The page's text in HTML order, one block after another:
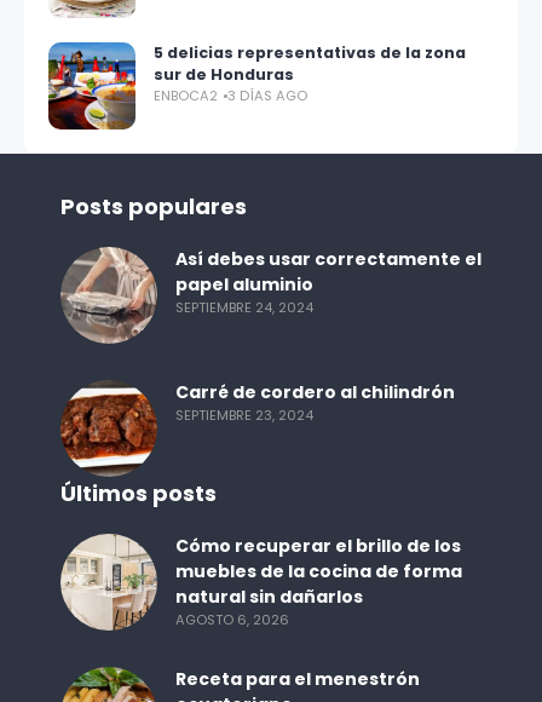
5 delicias representativas de la zona
sur de Honduras
ENBOCA2 3 DÍAS AGO
Posts populares
Así debes usar correctamente el
papel aluminio
SEPTIEMBRE 24, 2024
Carré de cordero al chilindrón
SEPTIEMBRE 23, 2024
Últimos posts
Cómo recuperar el brillo de los
muebles de la cocina de forma
natural sin dañarlos
AGOSTO 6, 2026
Receta para el menestrón